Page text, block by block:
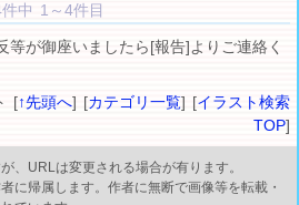
中 1～4件目
等が御座いましたら[報告]よりご連絡く
[↑先頭へ] [カテゴリ一覧] [イラスト検索
TOP]
、URLは変更される場合が有ります。
に帰属します。作者に無断で画像等を転載・